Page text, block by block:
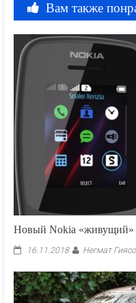
Вам также
Новый Nokia «живущий»
16.11.2018 Негмат